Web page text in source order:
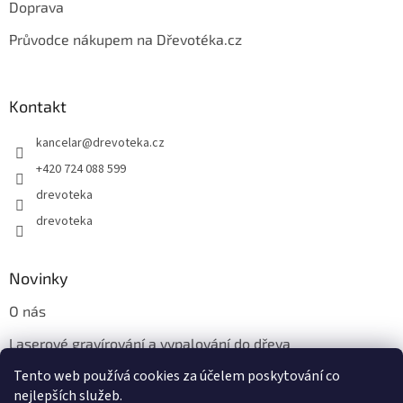
Tento web používá cookies za účelem poskytování co
nejlepších služeb.
Doprava
Průvodce nákupem na Dřevotéka.cz
Kontakt
kancelar@drevoteka.cz
+420 724 088 599
drevoteka
drevoteka
Novinky
O nás
Laserové gravírování a vypalování do dřeva
Proč jíst z přírodních dřevěných talířů: Ekologická a Stylová
Volba